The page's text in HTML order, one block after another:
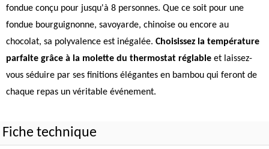
fondue conçu pour jusqu'à 8 personnes. Que ce soit pour une
fondue bourguignonne, savoyarde, chinoise ou encore au
chocolat, sa polyvalence est inégalée. Choisissez la température
parfaite grâce à la molette du thermostat réglable et laissez-
vous séduire par ses finitions élégantes en bambou qui feront de
chaque repas un véritable événement.
Fiche technique